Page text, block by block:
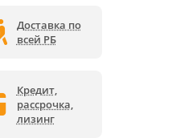
Доставка по
всей РБ
Кредит,
рассрочка,
лизинг